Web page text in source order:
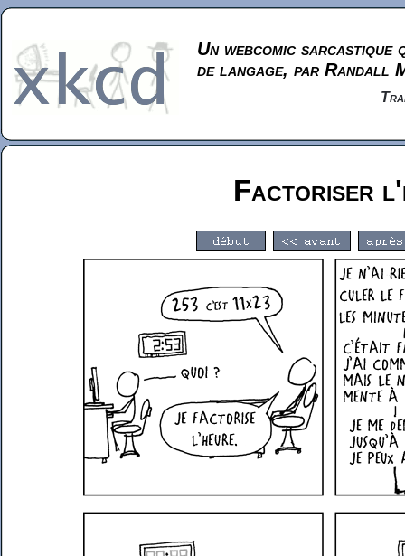
Un webcomic sarcastique
de langage, par Randall
Factoriser